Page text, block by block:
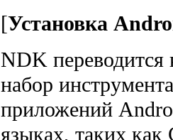
[Установка
NDK переводится
набор
приложений
языках, таких как